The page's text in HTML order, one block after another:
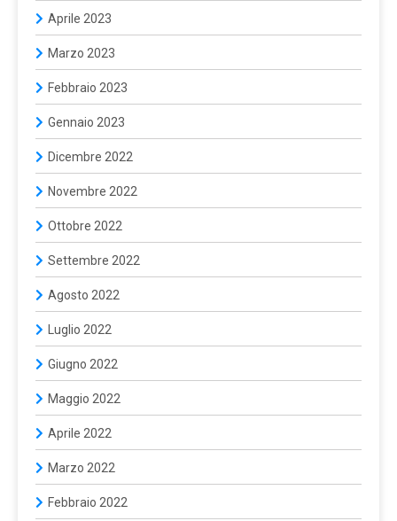
Aprile 2023
Marzo 2023
Febbraio 2023
Gennaio 2023
Dicembre 2022
Novembre 2022
Ottobre 2022
Settembre 2022
Agosto 2022
Luglio 2022
Giugno 2022
Maggio 2022
Aprile 2022
Marzo 2022
Febbraio 2022